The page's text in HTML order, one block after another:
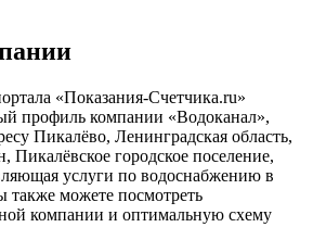
«Показания-Счетчика.ru»
профиль компании «Водоканал»,
Пикалёво, Ленинградская область,
Пикалёвское городское поселение,
услуги по водоснабжению в
также можете посмотреть
компании и оптимальную схему